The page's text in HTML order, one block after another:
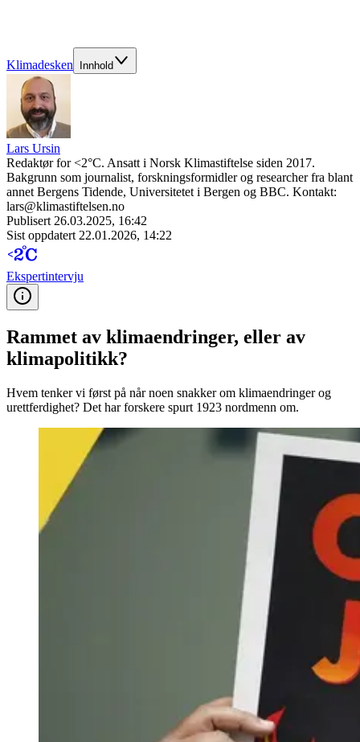
Klimadesken Innhold
Lars Ursin
Redaktør for <2°C. Ansatt i Norsk Klimastiftelse siden 2017.
Bakgrunn som journalist, forskningsformidler og researcher fra blant
annet Bergens Tidende, Universitetet i Bergen og BBC. Kontakt:
lars@klimastiftelsen.no
Publisert 26.03.2025, 16:42
Sist oppdatert 22.01.2026, 14:22
Ekspert­intervju
Rammet av klimaendringer, eller av
klimapolitikk?
Hvem tenker vi først på når noen snakker om klimaendringer og
urettferdighet? Det har forskere spurt 1923 nordmenn om.